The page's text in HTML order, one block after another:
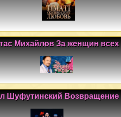
Михайлов За женщин всех
Шуфутинский Возвращение